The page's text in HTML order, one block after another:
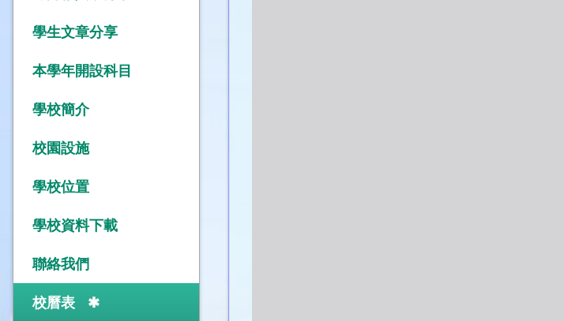
學生文章分享
本學年開設科目
學校簡介
校園設施
學校位置
學校資料下載
聯絡我們
校曆表